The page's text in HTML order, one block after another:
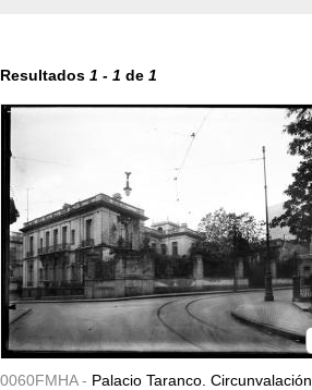
Resultados 1 - 1 de 1
0060FMHA - Palacio Taranco. Circunvalación